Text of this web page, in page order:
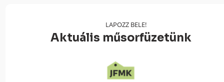
LAPOZZ BELE!
Aktuális műsorfüzetünk